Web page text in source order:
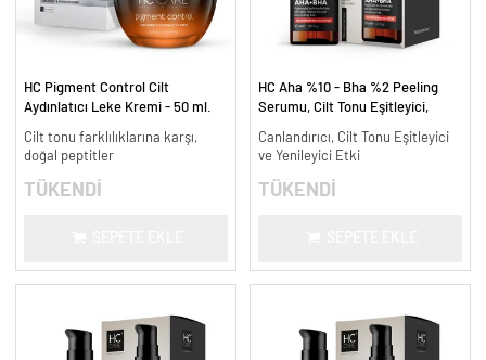
HC Pigment Control Cilt
Aydınlatıcı Leke Kremi - 50 ml.
Cilt tonu farklılıklarına karşı,
doğal peptitler
TÜKENDİ
HC Aha %10 - Bha %2 Peeling
Serumu, Cilt Tonu Eşitleyici,
Canlandırıcı, Cilt Tonu Eşitleyici
ve Yenileyici Etki
TÜKENDİ